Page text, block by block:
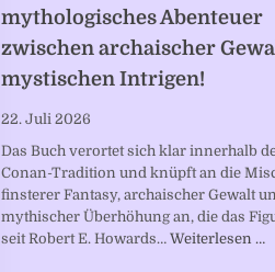
mythologisches Abenteuer
zwischen archaischer
mystischen Intrigen!
22. Juli 2026
Das Buch verortet sich klar innerhalb
Conan-Tradition und knüpft an die
finsterer Fantasy, archaischer Gewalt
mythischer Überhöhung an, die das
seit Robert E. Howards… Weiterlesen …